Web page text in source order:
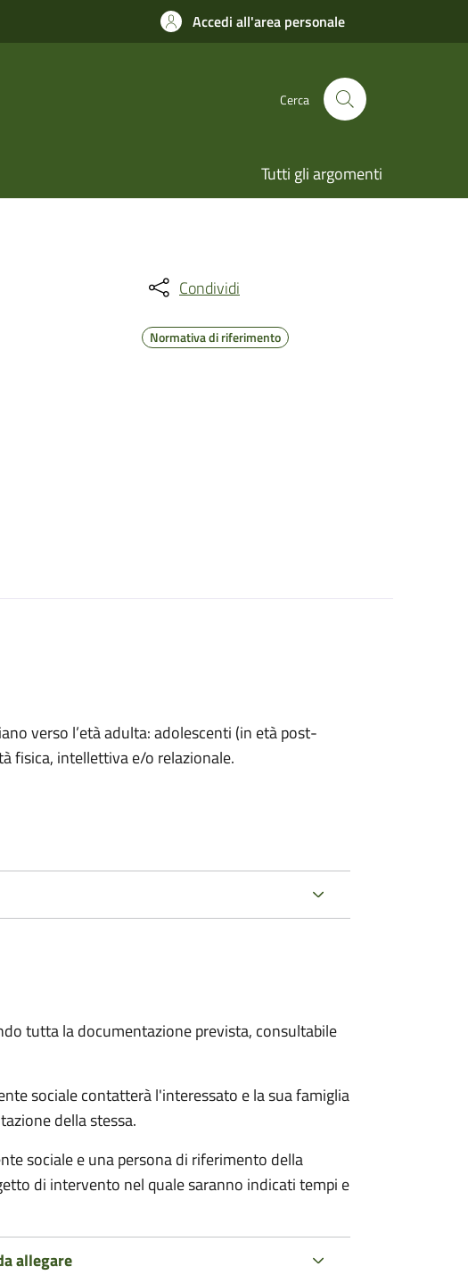
Accedi all'area personale
Cerca
Tutti gli argomenti
Condividi
Normativa di riferimento
verso l’età adulta: adolescenti (in età post-
fisica, intellettiva e/o relazionale.
tutta la documentazione prevista, consultabile
sociale contatterà l'interessato e la sua famiglia
della stessa.
sociale e una persona di riferimento della
di intervento nel quale saranno indicati tempi e
allegare